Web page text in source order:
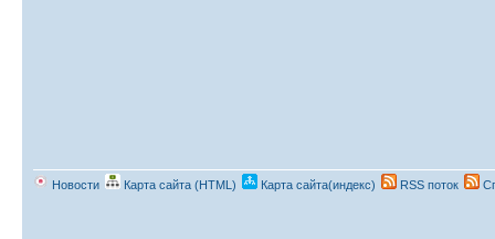
Новости Карта сайта (HTML) Карта сайта(индекс) RSS поток